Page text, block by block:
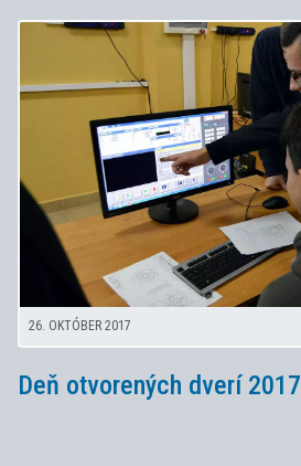
26. OKTÓBER 2017
Deň otvorených dverí 2017